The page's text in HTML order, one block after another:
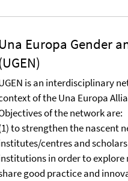
Una Europa Gender
is an interdisciplinary
of the Una Europa
of the network are:
to strengthen the nascent
centres and
in order to explore
good practice and